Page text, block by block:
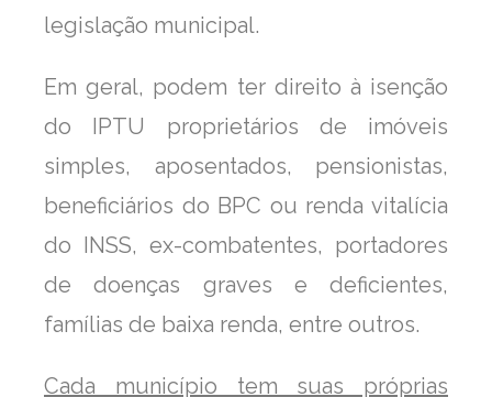
legislação municipal.
Em geral, podem ter direito à isenção
do IPTU proprietários de imóveis
simples, aposentados, pensionistas,
beneficiários do BPC ou renda vitalícia
do INSS, ex-combatentes, portadores
de doenças graves e deficientes,
famílias de baixa renda, entre outros.
Cada município tem suas próprias